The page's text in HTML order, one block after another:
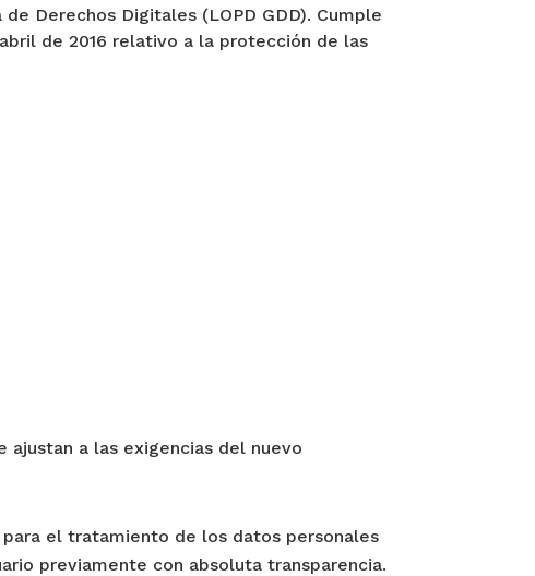
Derechos Digitales (LOPD GDD). Cumple
de 2016 relativo a la protección de las
a las exigencias del nuevo
el tratamiento de los datos personales
previamente con absoluta transparencia.